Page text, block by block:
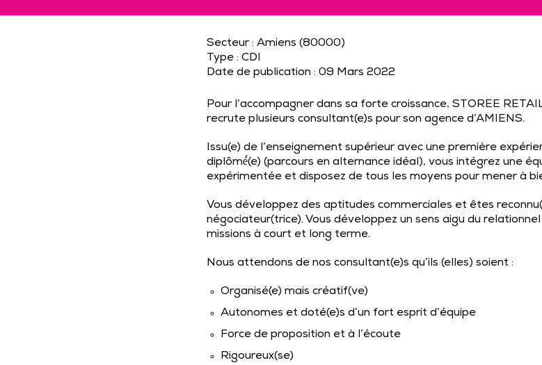
Secteur : Amiens (80000)
Type : CDI
Date de publication : 09 Mars 2022
Pour l’accompagner dans sa forte croissance, STOREE
recrute plusieurs consultant(e)s pour son agence d’AMIENS.
Issu(e) de l’enseignement supérieur avec une première
diplômé́(e) (parcours en alternance idéal), vous intégrez une
expérimentée et disposez de tous les moyens pour mener à
Vous développez des aptitudes commerciales et êtes
négociateur(trice). Vous développez un sens aigu du
missions à court et long terme.
Nous attendons de nos consultant(e)s qu’ils (elles) soient :
Organisé(e) mais créatif(ve)
Autonomes et doté(e)s d’un fort esprit d’équipe
Force de proposition et à l’écoute
Rigoureux(se)